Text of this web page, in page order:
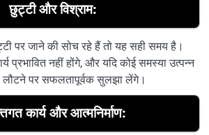
छुट्टी और विश्राम:
पर जाने की सोच रहे हैं तो यह सही समय है।
प्रभावित नहीं होंगे, और यदि कोई समस्या उत्पन्न
लौटने पर सफलतापूर्वक सुलझा लेंगे।
कार्य और आत्मनिर्माण: